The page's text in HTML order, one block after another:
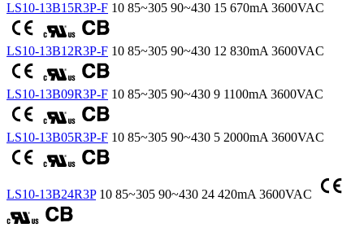
LS10-13B15R3P-F 10 85~305 90~430 15 670mA 3600VAC
LS10-13B12R3P-F 10 85~305 90~430 12 830mA 3600VAC
LS10-13B09R3P-F 10 85~305 90~430 9 1100mA 3600VAC
LS10-13B05R3P-F 10 85~305 90~430 5 2000mA 3600VAC
LS10-13B24R3P 10 85~305 90~430 24 420mA 3600VAC